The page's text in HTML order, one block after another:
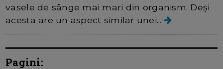
vasele de sânge mai mari din organism. Deși
acesta are un aspect similar unei...
Pagini: